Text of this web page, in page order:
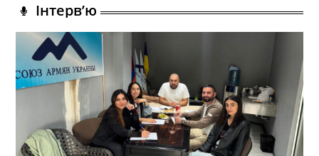
Інтерв’ю